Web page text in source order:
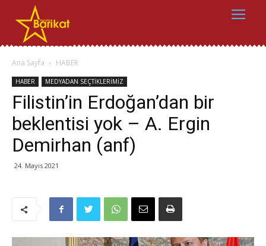
Ana Sayfa HABER
HABER MEDYADAN SEÇTİKLERİMİZ
Filistin’in Erdoğan’dan bir
beklentisi yok – A. Ergin
Demirhan (anf)
24. Mayıs 2021